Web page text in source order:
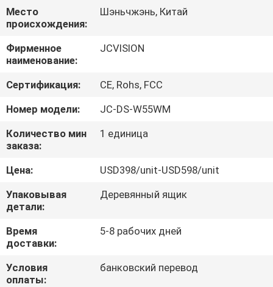
О
НАС
ЭКСКУРСИЯ
ПО
ЗАВОДУ
КОНТРОЛЬ
КАЧЕСТВА
СВЯЖИТЕСЬ
С
НАМИ
Место
происхождения:
Шэньчжэнь, Китай
Фирменное
наименование:
JCVISION
Сертификация:
CE, Rohs, FCC
Номер модели:
JC-DS-W55WM
Количество мин
заказа:
1 единица
Цена:
USD398/unit-USD598/unit
Упаковывая
детали:
Деревянный ящик
Время
доставки:
5-8 рабочих дней
Условия
оплаты:
банковский перевод